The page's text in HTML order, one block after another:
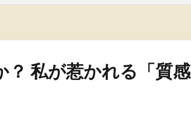
？ 私が惹かれる「質感